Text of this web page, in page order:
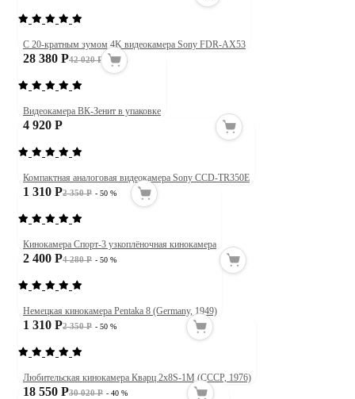
С 20-кратным зумом 4K видеокамера Sony FDR-AX53
42 020 Р
28 380 Р - 34 %
Видеокамера ВК-Зенит в упаковке
4 920 Р
Компактная аналоговая видеокамера Sony CCD-TR350E
2 350 Р
1 310 Р - 50 %
Кинокамера Спорт-3 узкоплёночная кинокамера
4 280 Р
2 400 Р - 50 %
Немецкая кинокамера Pentaka 8 (Germany, 1949)
2 350 Р
1 310 Р - 50 %
Любительская кинокамера Кварц 2х8S-1M (СССР, 1976)
30 020 Р
18 550 Р - 40 %